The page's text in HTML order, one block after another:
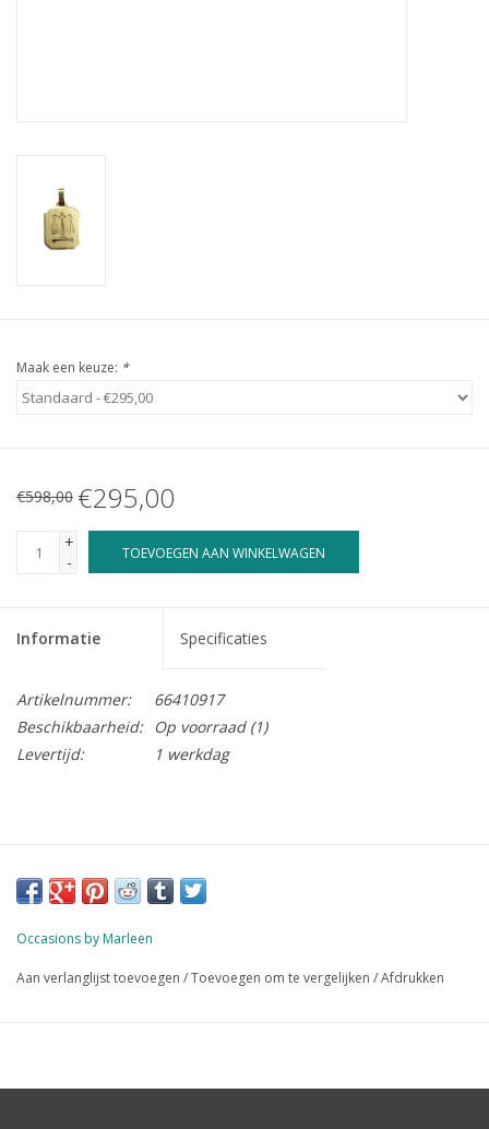
Maak een keuze: *
€598,00 €295,00
+
-
TOEVOEGEN AAN WINKELWAGEN
Informatie Specificaties
Artikelnummer:
66410917
Beschikbaarheid:
Op voorraad(1)
Levertijd:
1 werkdag
Occasions by Marleen
Aan verlanglijst toevoegen /Toevoegen om te vergelijken /Afdrukken